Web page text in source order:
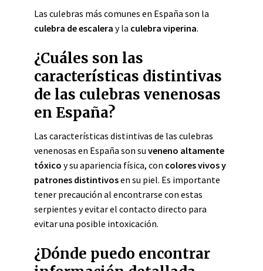
Las culebras más comunes en España son la
culebra de escalera y la culebra viperina.
¿Cuáles son las
características distintivas
de las culebras venenosas
en España?
Las características distintivas de las culebras
venenosas en España son su veneno altamente
tóxico y su apariencia física, con colores vivos y
patrones distintivosen su piel. Es importante
tener precaución al encontrarse con estas
serpientes y evitar el contacto directo para
evitar una posible intoxicación.
¿Dónde puedo encontrar